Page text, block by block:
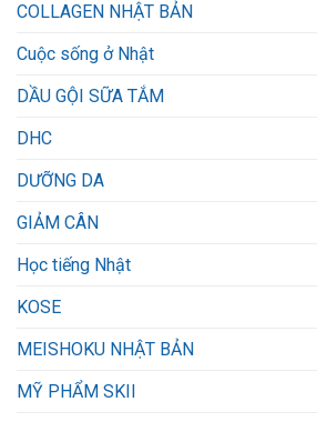
COLLAGEN NHẬT BẢN
Cuộc sống ở Nhật
DẦU GỘI SỮA TẮM
DHC
DƯỠNG DA
GIẢM CÂN
Học tiếng Nhật
KOSE
MEISHOKU NHẬT BẢN
MỸ PHẨM SKII